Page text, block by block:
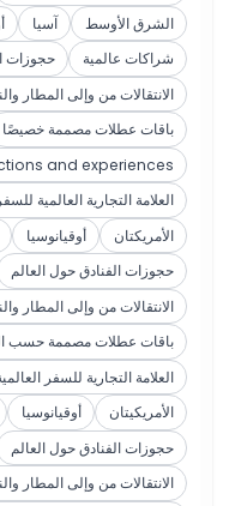
الشرق الأوسط
آسيا
شراكات عالمية
حجوزات
الانتقالات من وإلى المطار
باقات عطلات مصممة خصيصًا
and experiences
العلامة التجارية العالمية للسفر
الأمريكتان
أوقيانوسيا
حجوزات الفنادق حول العالم
الانتقالات من وإلى المطار
باقات عطلات مصممة حسب
العلامة التجارية للسفر
الأمريكيتان
أوقيانوسيا
حجوزات الفنادق حول العالم
الانتقالات من وإلى المطار